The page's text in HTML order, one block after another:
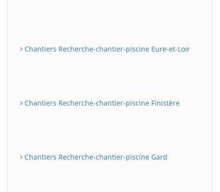
Chantiers Recherche-chantier-piscine Eure-et-Loir
Chantiers Recherche-chantier-piscine Finistère
Chantiers Recherche-chantier-piscine Gard